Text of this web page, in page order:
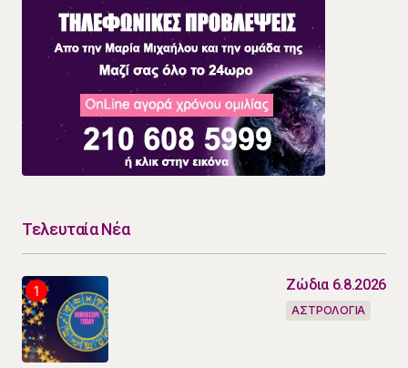
Τελευταία Νέα
Ζώδια 6.8.2026
ΑΣΤΡΟΛΟΓΙΑ